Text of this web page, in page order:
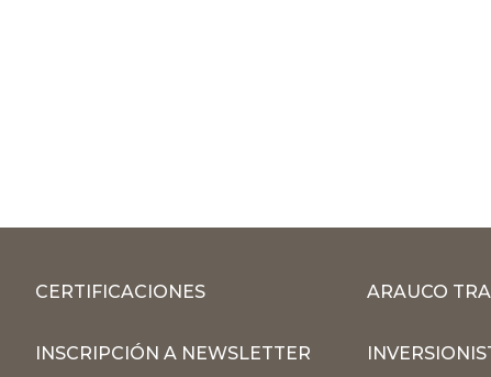
CERTIFICACIONES ARAUCO
INSCRIPCIÓN A NEWSLETTER